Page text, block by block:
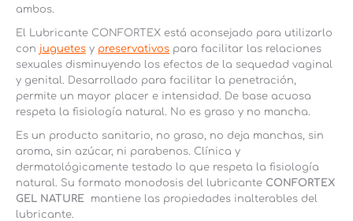
ambos.
El Lubricante CONFORTEX está aconsejado para utilizarlo
con juguetes y preservativos para facilitar las relaciones
sexuales disminuyendo los efectos de la sequedad vaginal
y genital. Desarrollado para facilitar la penetración,
permite un mayor placer e intensidad. De base acuosa
respeta la fisiología natural. No es graso y no mancha.
Es un producto sanitario, no graso, no deja manchas, sin
aroma, sin azúcar, ni parabenos. Clínica y
dermatológicamente testado lo que respeta la fisiología
natural. Su formato monodosis del lubricante CONFORTEX
GEL NATURE
mantiene las propiedades inalterables del
lubricante.